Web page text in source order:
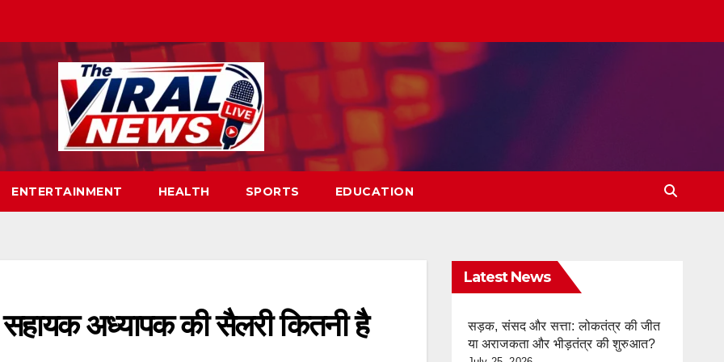
ENTERTAINMENT HEALTH SPORTS EDUCATION
अध्यापक की सैलरी कितनी है
Latest News
सड़क, संसद और सत्ता: लोकतंत्र की जीत
या अराजकता और भीड़तंत्र की शुरुआत?